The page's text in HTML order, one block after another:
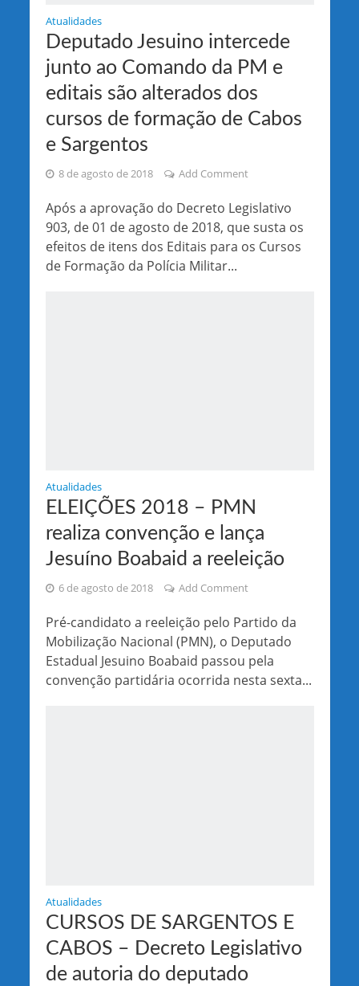
Atualidades
Deputado Jesuino intercede
junto ao Comando da PM e
editais são alterados dos
cursos de formação de Cabos
e Sargentos
8 de agosto de 2018 Add Comment
Após a aprovação do Decreto Legislativo
903, de 01 de agosto de 2018, que susta os
efeitos de itens dos Editais para os Cursos
de Formação da Polícia Militar...
Atualidades
ELEIÇÕES 2018 – PMN
realiza convenção e lança
Jesuíno Boabaid a reeleição
6 de agosto de 2018 Add Comment
Pré-candidato a reeleição pelo Partido da
Mobilização Nacional (PMN), o Deputado
Estadual Jesuino Boabaid passou pela
convenção partidária ocorrida nesta sexta...
Atualidades
CURSOS DE SARGENTOS E
CABOS – Decreto Legislativo
de autoria do deputado